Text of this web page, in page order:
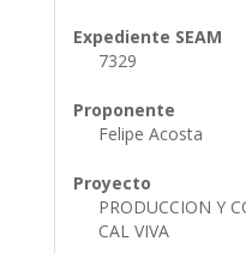
Expediente SEAM
7329
Proponente
Felipe Acosta
Proyecto
PRODUCCION Y
CAL VIVA